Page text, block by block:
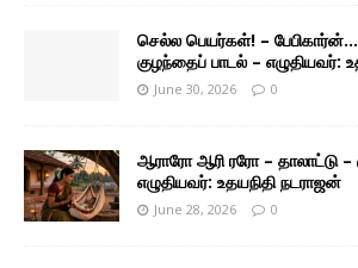
செல்ல பெயர்கள்! – பேபிகார்ன்…
குழந்தைப் பாடல் – எழுதியவர்:
June 30, 2026 0
ஆராரோ ஆரி ரரோ – தாலாட்டு –
எழுதியவர்: உதயநிதி நடராஜன்
June 28, 2026 0